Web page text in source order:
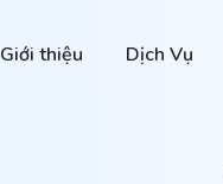
Giới thiệu Dịch Vụ